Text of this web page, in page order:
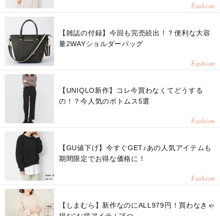
Fashion
【雑誌の付録】今回も完売続出！？便利な大容
量2WAYショルダーバッグ
Fashion
【UNIQLO新作】コレ今買わなくてどうする
の！？今人気のボトムス5選
Fashion
【GU値下げ】今すぐGET♪あの人気アイテムも
期間限定でお得な価格に！
Fashion
【しまむら】新作なのにALL979円！買わなきゃ